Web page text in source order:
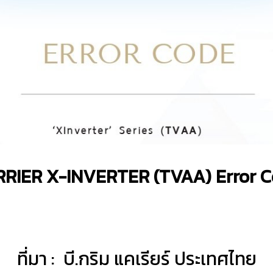
X-INVERTER (TVAA) Error
ที่มา : บี.กริม แคเรียร์ ประเทศไทย